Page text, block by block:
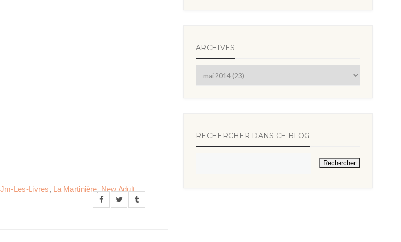
Jm-Les-Livres, La Martinière, New Adult
ARCHIVES
RECHERCHER DANS CE BLOG